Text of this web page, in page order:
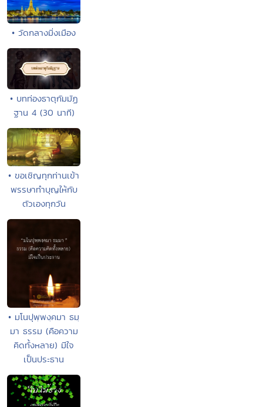
• วัดกลางมิ่งเมือง
• บทท่องธาตุกัมมัฏ
ฐาน 4 (30 นาที)
• ขอเชิญทุกท่านเข้า
พรรษาทำบุญให้กับ
ตัวเองทุกวัน
• มโนปุพฺพงฺคมา ธมฺ
มา ธรรม (คือความ
คิดทั้งหลาย) มีใจ
เป็นประธาน